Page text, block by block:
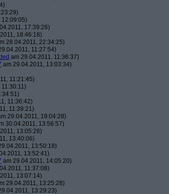
12:09:05)
17:39:26)
18:46:18)
28.04.2011, 22:34:25)
11:27:54)
am 29.04.2011, 11:36:37)
am 29.04.2011, 13:03:34)
11:21:45)
11:36:42)
11:39:21)
29.04.2011, 19:04:28)
30.04.2011, 13:56:57)
13:05:26)
13:40:06)
13:50:18)
13:52:41)
am 29.04.2011, 14:05:20)
11:37:08)
13:07:14)
29.04.2011, 13:25:28)
13:29:23)